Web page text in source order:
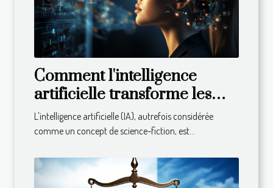
Comment l'intelligence
artificielle transforme les
entreprises
L'intelligence artificielle (IA), autrefois considérée
comme un concept de science-fiction, est...